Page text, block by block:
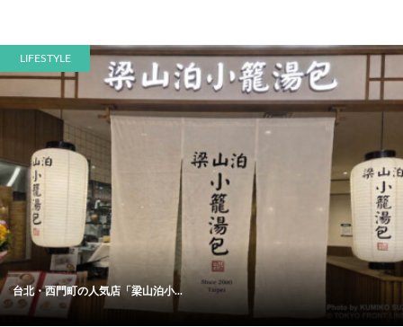
LIFESTYLE
台北・西門町の人気店「梁山泊小...